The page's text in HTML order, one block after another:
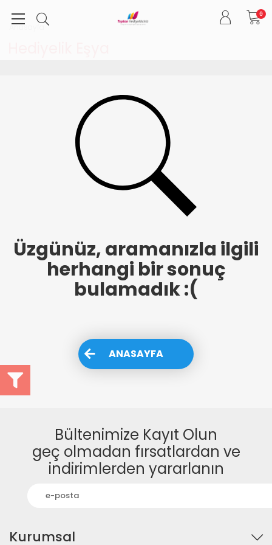
0
Anasayfa
Üzgünüz, aramanızla ilgili
herhangi bir sonuç
bulamadık :(
ANASAYFA
Bültenimize Kayıt Olun
geç olmadan fırsatlardan ve
indirimlerden yararlanın
Kurumsal